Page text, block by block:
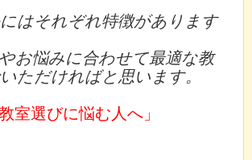
はそれぞれ特徴があります
お悩みに合わせて最適な教
ただければと思います。
室選びに悩む人へ」